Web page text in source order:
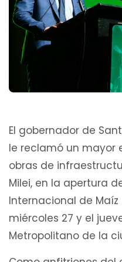
El gobernador de
le reclamó un mayor
obras de
Milei, en la apertura
Internacional de Maíz
miércoles 27 y el
Metropolitano de la